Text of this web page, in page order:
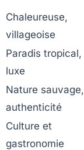
Chaleureuse,
villageoise
Paradis tropical,
luxe
Nature sauvage,
authenticité
Culture et
gastronomie